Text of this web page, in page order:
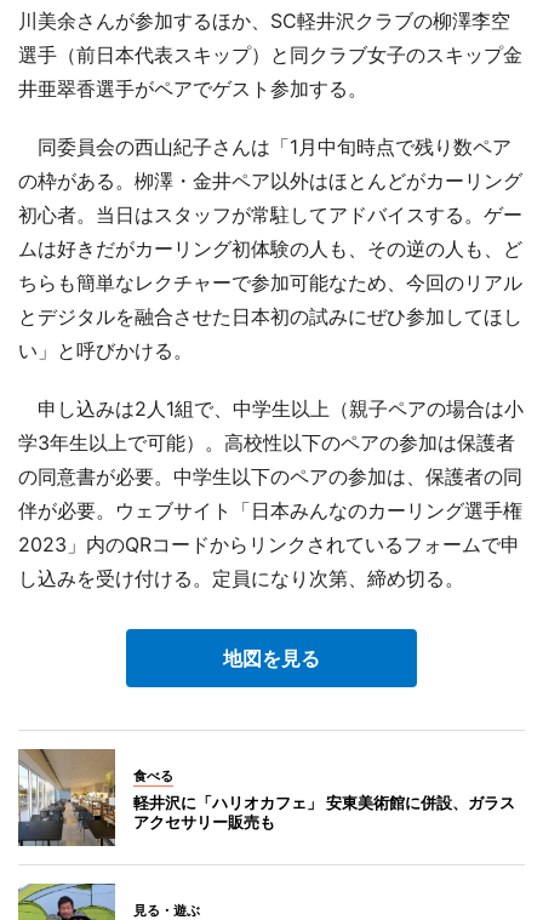
川美余さんが参加するほか、SC軽井沢クラブの柳澤李空
選手（前日本代表スキップ）と同クラブ女子のスキップ金
井亜翠香選手がペアでゲスト参加する。
同委員会の西山紀子さんは「1月中旬時点で残り数ペア
の枠がある。栁澤・金井ペア以外はほとんどがカーリング
初心者。当日はスタッフが常駐してアドバイスする。ゲー
ムは好きだがカーリング初体験の人も、その逆の人も、ど
ちらも簡単なレクチャーで参加可能なため、今回のリアル
とデジタルを融合させた日本初の試みにぜひ参加してほし
い」と呼びかける。
申し込みは2人1組で、中学生以上（親子ペアの場合は小
学3年生以上で可能）。高校性以下のペアの参加は保護者
の同意書が必要。中学生以下のペアの参加は、保護者の同
伴が必要。ウェブサイト「日本みんなのカーリング選手権
2023」内のQRコードからリンクされているフォームで申
し込みを受け付ける。定員になり次第、締め切る。
地図を見る
食べる
軽井沢に「ハリオカフェ」 安東美術館に併設、ガラス
アクセサリー販売も
見る・遊ぶ